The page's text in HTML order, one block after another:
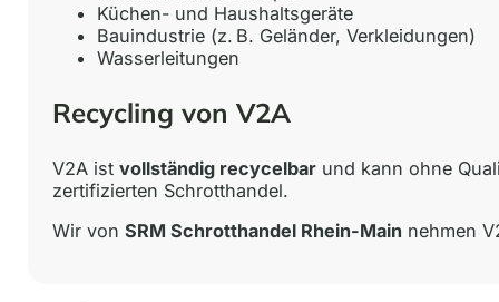
Küchen- und Haushaltsgeräte
Bauindustrie (z. B. Geländer, Verkleidungen)
Wasserleitungen
Recycling von V2A
V2A istvollständig recycelbar und kann ohne
zertifizierten Schrotthandel.
Wir vonSRM Schrotthandel Rhein-Main nehmen